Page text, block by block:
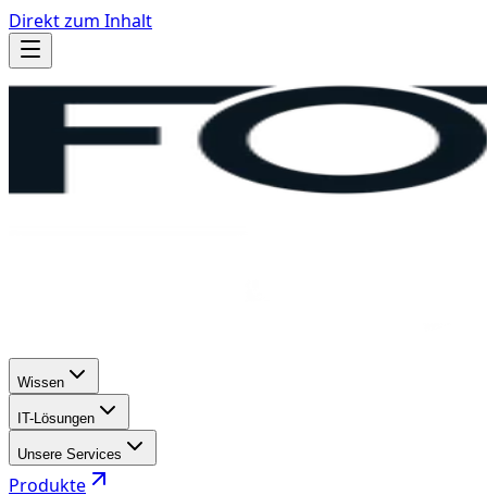
Direkt zum Inhalt
Wissen
IT-Lösungen
Unsere Services
Produkte